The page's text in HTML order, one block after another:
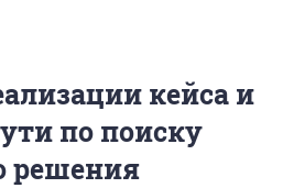
кейса и
по поиску
решения